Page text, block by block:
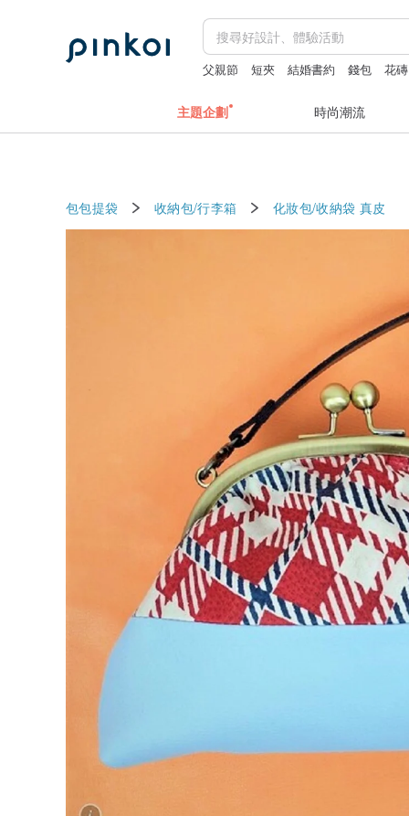
父親節 短夾 結婚書約 錢包 花磚
主題企劃 時尚潮流
包包提袋 收納包/行李箱 化妝包/收納袋 真皮